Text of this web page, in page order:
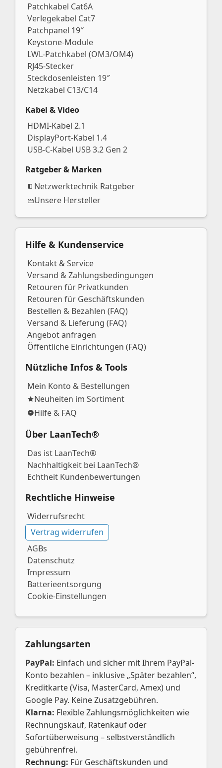
Patchkabel Cat6A
Verlegekabel Cat7
Patchpanel 19″
Keystone-Module
LWL-Patchkabel (OM3/OM4)
RJ45-Stecker
Steckdosenleisten 19″
Netzkabel C13/C14
Kabel & Video
HDMI-Kabel 2.1
DisplayPort-Kabel 1.4
USB-C-Kabel USB 3.2 Gen 2
Ratgeber & Marken
Netzwerktechnik Ratgeber
Unsere Hersteller
Hilfe & Kundenservice
Kontakt & Service
Versand & Zahlungsbedingungen
Retouren für Privatkunden
Retouren für Geschäftskunden
Bestellen & Bezahlen (FAQ)
Versand & Lieferung (FAQ)
Angebot anfragen
Öffentliche Einrichtungen (FAQ)
Nützliche Infos & Tools
Mein Konto & Bestellungen
Neuheiten im Sortiment
Hilfe & FAQ
Über LaanTech®
Das ist LaanTech®
Nachhaltigkeit bei LaanTech®
Echtheit Kundenbewertungen
Rechtliche Hinweise
Widerrufsrecht
Vertrag widerrufen
AGBs
Datenschutz
Impressum
Batterieentsorgung
Cookie-Einstellungen
Zahlungsarten
PayPal: Einfach und sicher mit Ihrem PayPal-
Konto bezahlen – inklusive „Später bezahlen“,
Kreditkarte (Visa, MasterCard, Amex) und
Google Pay. Keine Zusatzgebühren.
Klarna: Flexible Zahlungsmöglichkeiten wie
Rechnungskauf, Ratenkauf oder
Sofortüberweisung – selbstverständlich
gebührenfrei.
Rechnung: Für Geschäftskunden und